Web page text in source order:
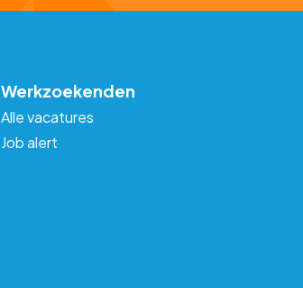
Werkzoekenden
Alle vacatures
Job alert